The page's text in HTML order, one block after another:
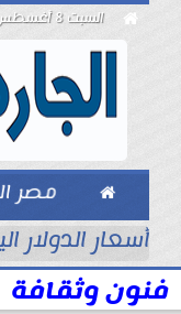
 السبت 8 أغسطس 2026
 مصر
أسعار الدولار اليوم
فنون وثقافة